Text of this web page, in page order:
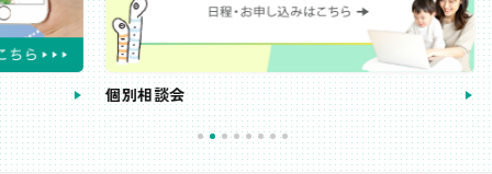
個別相談会 受講